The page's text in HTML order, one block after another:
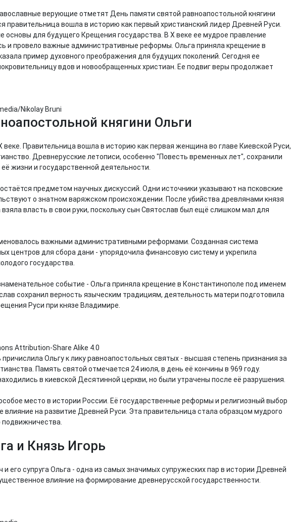
верующие отметят День памяти святой равноапостольной княгини
правительница вошла в историю как первый христианский лидер Древней Руси.
основы для будущего Крещения государства. В X веке ее мудрое правление
и провело важные административные реформы. Ольга приняла крещение в
пример духовного преображения для будущих поколений. Сегодня ее
вдов и новообращенных христиан. Ее подвиг веры продолжает
Nikolay Bruni
княгини Ольги
веке. Правительница вошла в историю как первая женщина во главе Киевской Руси,
Древнерусские летописи, особенно "Повесть временных лет", сохранили
жизни и государственной деятельности.
предметом научных дискуссий. Одни источники указывают на псковские
о знатном варяжском происхождении. После убийства древлянами князя
взяла власть в свои руки, поскольку сын Святослав был ещё слишком мал для
важными административными реформами. Созданная система
центров для сбора дани - упорядочила финансовую систему и укрепила
государства.
событие - Ольга приняла крещение в Константинополе под именем
сохранил верность языческим традициям, деятельность матери подготовила
Руси при князе Владимире.
Attribution-Share Alike 4.0
Ольгу к лику равноапостольных святых - высшая степень признания за
Память святой отмечается 24 июля, в день её кончины в 969 году.
в киевской Десятинной церкви, но были утрачены после её разрушения.
место в истории России. Её государственные реформы и религиозный выбор
на развитие Древней Руси. Эта правительница стала образцом мудрого
подвижничества.
и Князь Игорь
и его супруга Ольга - одна из самых значимых супружеских пар в истории Древней
влияние на формирование древнерусской государственности.
(Отр.
"Зелимхан"
(Отрывок)